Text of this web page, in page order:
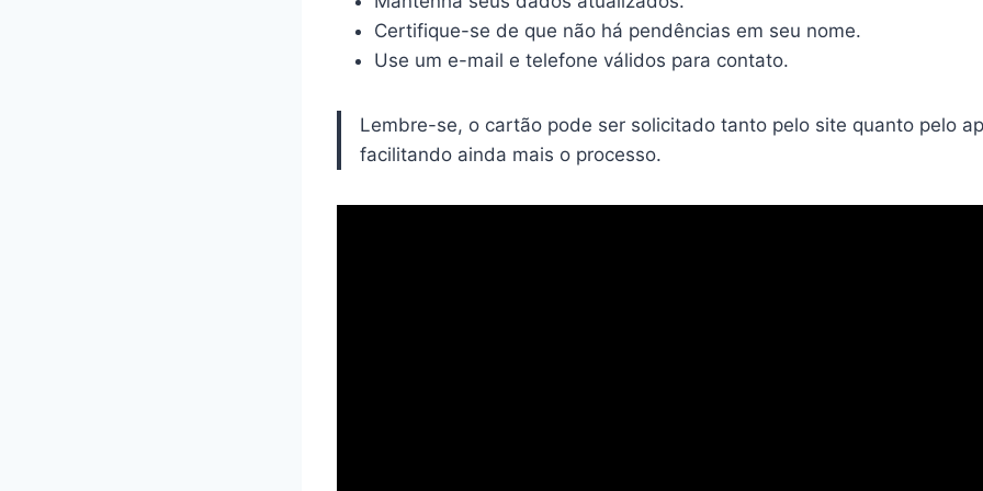
Certifique-se de que não há pendências em seu nome.
Use um e-mail e telefone válidos para contato.
Lembre-se, o cartão pode ser solicitado tanto pelo site quanto pelo
facilitando ainda mais o processo.